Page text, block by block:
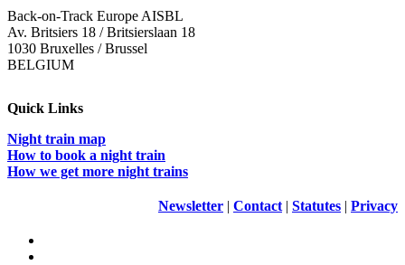
Back-on-Track Europe AISBL
Av. Britsiers 18 / Britsierslaan 18
1030 Bruxelles / Brussel
BELGIUM
Quick Links
Night train map
How to book a night train
How we get more night trains
Newsletter | Contact | Statutes | Privacy